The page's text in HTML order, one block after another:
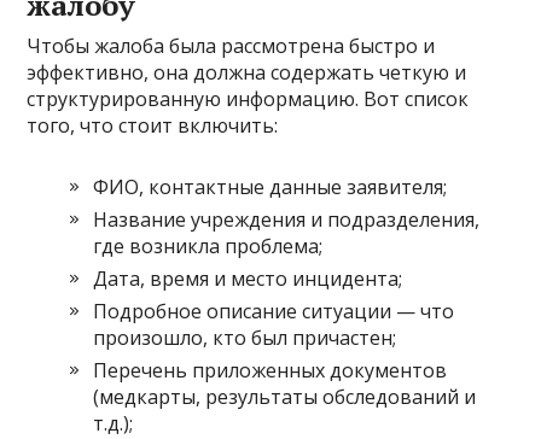
Чтобы жалоба была рассмотрена быстро и
эффективно, она должна содержать четкую и
структурированную информацию. Вот список
того, что стоит включить:
ФИО, контактные данные заявителя;
Название учреждения и подразделения,
где возникла проблема;
Дата, время и место инцидента;
Подробное описание ситуации — что
произошло, кто был причастен;
Перечень приложенных документов
(медкарты, результаты обследований и
т.д.);